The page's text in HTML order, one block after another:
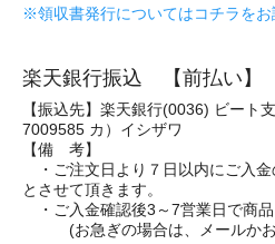
※領収書発行についてはコチラを
楽天銀行振込 【前払い】
【振込先】楽天銀行(0036) ビート
7009585 カ）イシザワ
【備 考】
・ご注文日より７日以内にご入
とさせて頂きます。
・ご入金確認後3～7営業日で商品
(お急ぎの場合は、メールかお